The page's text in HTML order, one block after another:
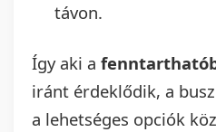
távon.
Így aki a
iránt érdeklődik, a
a lehetséges opciók